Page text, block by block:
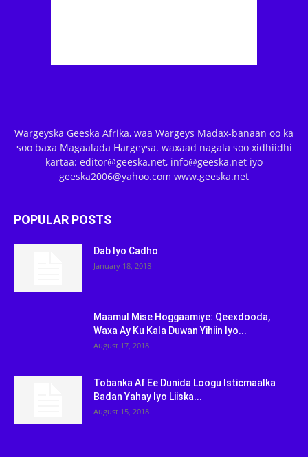
Wargeyska Geeska Afrika, waa Wargeys Madax-banaan oo ka
soo baxa Magaalada Hargeysa. waxaad nagala soo xidhiidhi
kartaa: editor@geeska.net, info@geeska.net iyo
geeska2006@yahoo.com www.geeska.net
POPULAR POSTS
Dab Iyo Cadho
January 18, 2018
Maamul Mise Hoggaamiye: Qeexdooda,
Waxa Ay Ku Kala Duwan Yihiin Iyo...
August 17, 2018
Tobanka Af Ee Dunida Loogu Isticmaalka
Badan Yahay Iyo Liiska...
August 15, 2018